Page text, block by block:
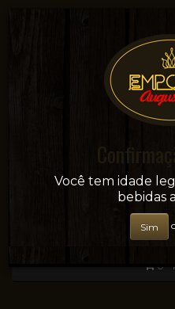
Sua
0 -
Você tem idade
bebidas
Sim